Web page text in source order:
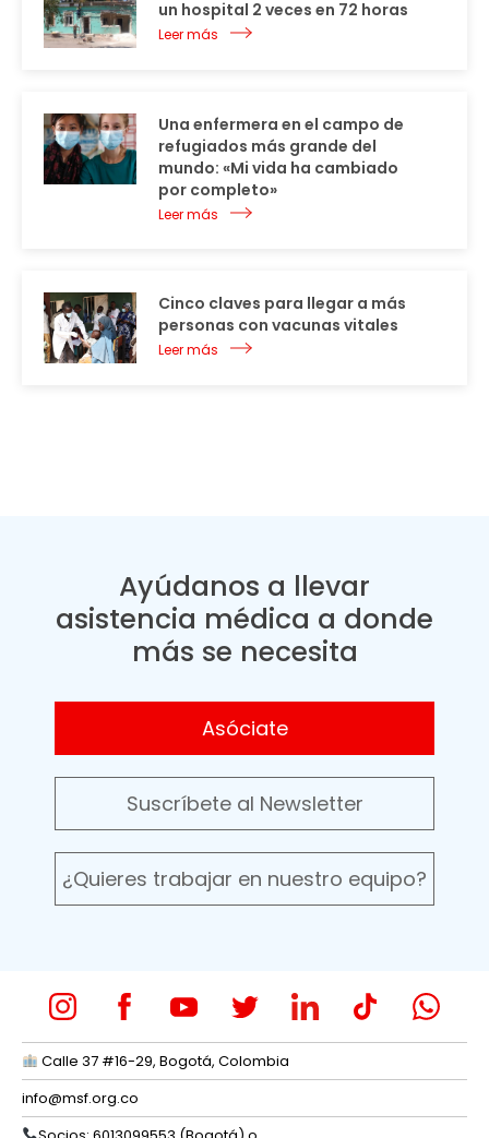
un hospital 2 veces en 72 horas
Leer más
Una enfermera en el campo de
refugiados más grande del
mundo: «Mi vida ha cambiado
por completo»
Leer más
Cinco claves para llegar a más
personas con vacunas vitales
Leer más
Ayúdanos a llevar
asistencia médica a donde
más se necesita
Asóciate
Suscríbete al Newsletter
¿Quieres trabajar en nuestro equipo?
Calle 37 #16-29, Bogotá, Colombia
info@msf.org.co